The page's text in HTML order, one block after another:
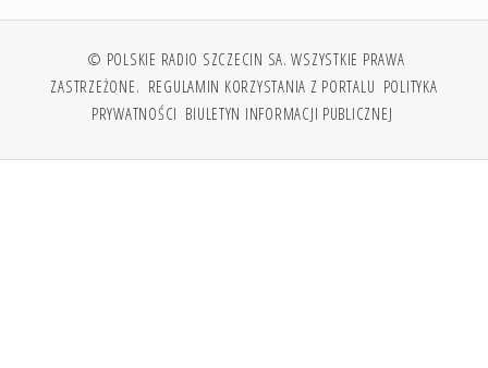
© POLSKIE RADIO SZCZECIN SA. WSZYSTKIE PRAWA
ZASTRZEŻONE. REGULAMIN KORZYSTANIA Z PORTALU POLITYKA
PRYWATNOŚCI BIULETYN INFORMACJI PUBLICZNEJ